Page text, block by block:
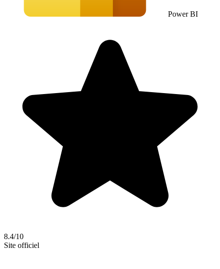
Power BI
8.4/10
Site officiel